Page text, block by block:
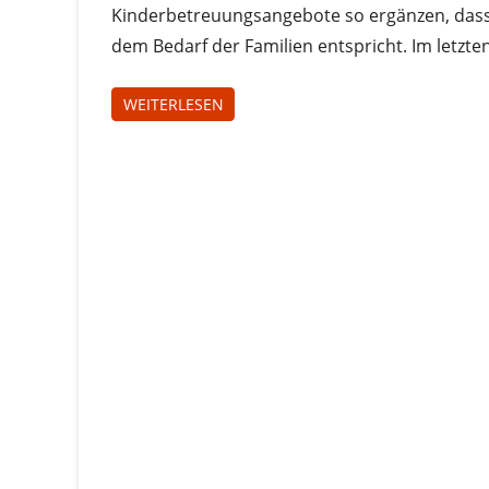
Kinderbetreuungsangebote so ergänzen,
dem Bedarf der Familien entspricht. Im
WEITERLESEN